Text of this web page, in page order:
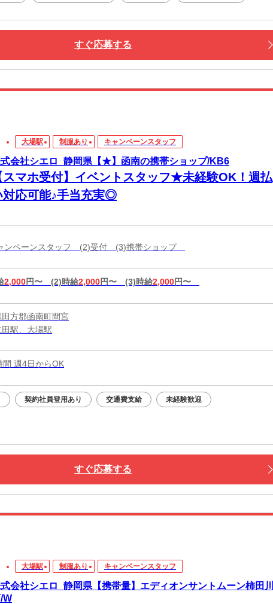
すぐ応募する
大場駅 制服あり キャンペーンスタッフ
会社シエロ_静岡県【★】函南の携帯ショップ/KB6
スマホ受付】イベントスタッフ★未経験OK！週払
対応可能♪手当充実◎
ンペーンスタッフ (2)受付 (3)携帯ショップ
2,000円〜 (2)時給2,000円〜 (3)時給2,000円〜
方郡函南町間宮
駅、大場駅
間 週4日からOK
契約社員登用あり 交通費支給 未経験歓迎
すぐ応募する
大場駅 制服あり キャンペーンスタッフ
会社シエロ_静岡県【携帯量】エディオンサントムーン柿田川
W